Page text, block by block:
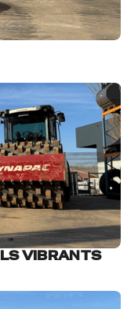
VIBRANTS